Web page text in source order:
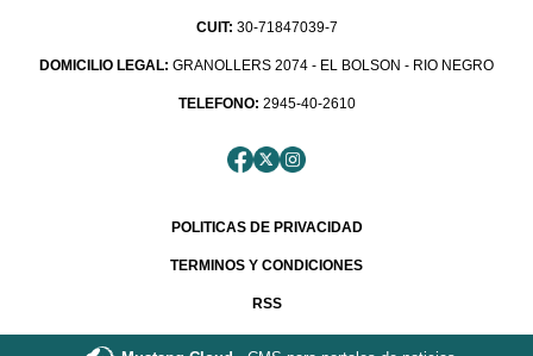
CUIT: 30-71847039-7
DOMICILIO LEGAL: GRANOLLERS 2074 - EL BOLSON - RIO NEGRO
TELEFONO: 2945-40-2610
POLITICAS DE PRIVACIDAD
TERMINOS Y CONDICIONES
RSS